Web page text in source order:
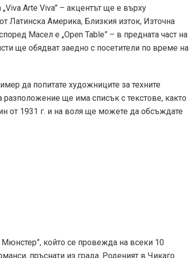
Arte Viva” – акцентът ще е върху
Латинска Америка, Близкия изток, Източна
Масел е „Open Table” – в предната част на
ще обядват заедно с посетители по време на
да попитате художниците за техните
разположение ще има списък с текстове, както
от 1931 г. и на воля ще можете да обсъждате
Мюнстер”, който се провежда на всеки 10
пръснати из града. Роденият в Чикаго